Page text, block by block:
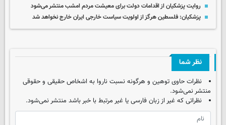
روایت پزشکیان از اقدامات دولت برای معیشت مردم امشب منتشر می‌شود
پزشکیان: فلسطین هرگز از اولویت سیاست خارجی ایران خارج نخواهد شد
نظر شما
نظرات حاوی توهین و هرگونه نسبت ناروا به اشخاص حقیقی و حقوقی
منتشر نمی‌شود.
نظراتی که غیر از زبان فارسی یا غیر مرتبط با خبر باشد منتشر نمی‌شود.